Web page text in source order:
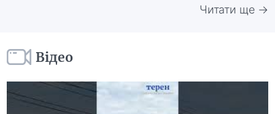
Читати ще →
Відео